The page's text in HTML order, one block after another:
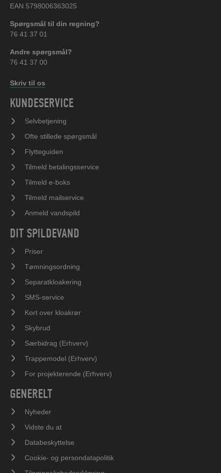
EAN 5798006363025
Spørgsmål til din regning?
76 41 37 01
Andre spørgsmål?
76 41 37 00
Skriv til os
KUNDESERVICE
Selvbetjening
Ofte stillede spørgsmål
Flytteguiden
Tilmeld betalingsservice
Tilmeld e-boks
Tilmeld mailservice
Anmeld vandspild
DIT SPILDEVAND
Priser
Tømningsordning
Separatkloakering
SMS-service
Kort over kloakrør
Skybrud
Særbidrag (Erhverv)
Trappemodel (Erhverv)
For projekterende (Erhverv)
GENERELT
Nyheder
Vidste du at
Databeskyttelse
Cookie- og persondatapolitik